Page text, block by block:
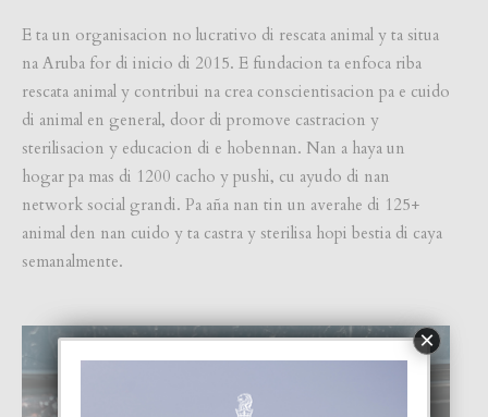
E ta un organisacion no lucrativo di rescata animal y ta situa
na Aruba for di inicio di 2015. E fundacion ta enfoca riba
rescata animal y contribui na crea conscientisacion pa e cuido
di animal en general, door di promove castracion y
sterilisacion y educacion di e hobennan. Nan a haya un
hogar pa mas di 1200 cacho y pushi, cu ayudo di nan
network social grandi. Pa aña nan tin un averahe di 125+
animal den nan cuido y ta castra y sterilisa hopi bestia di caya
semanalmente.
×